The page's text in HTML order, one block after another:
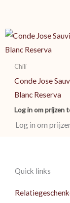
Chili
Conde Jose
Blanc Reserva
Log in om prijzen
Log in om
Quick links